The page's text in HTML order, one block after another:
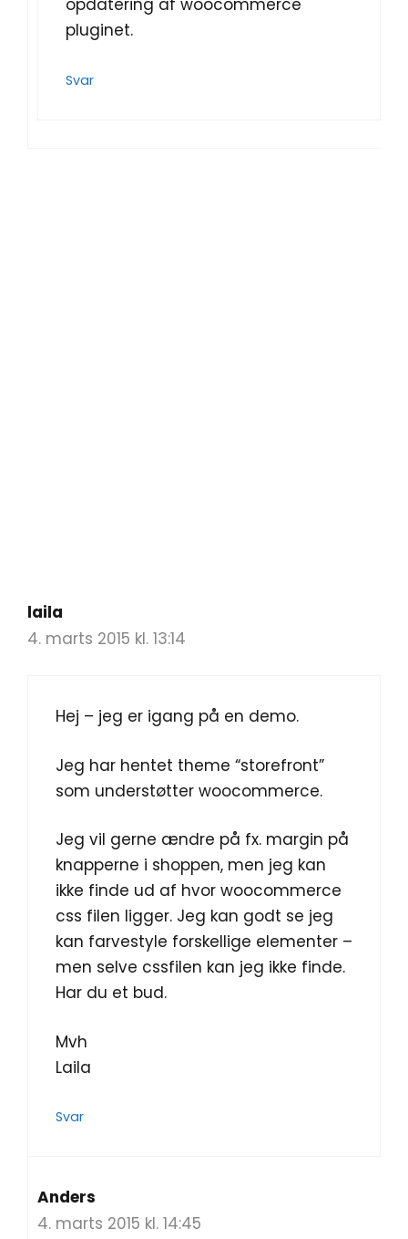
opdatering af woocommerce
pluginet.
Svar
laila
4. marts 2015 kl. 13:14
Hej – jeg er igang på en demo.
Jeg har hentet theme “storefront”
som understøtter woocommerce.
Jeg vil gerne ændre på fx. margin på
knapperne i shoppen, men jeg kan
ikke finde ud af hvor woocommerce
css filen ligger. Jeg kan godt se jeg
kan farvestyle forskellige elementer –
men selve cssfilen kan jeg ikke finde.
Har du et bud.
Mvh
Laila
Svar
Anders
4. marts 2015 kl. 14:45